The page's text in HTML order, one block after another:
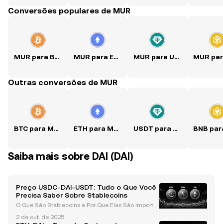
Conversões populares de MUR
MUR para BTC MUR para ETH MUR para USDT
Outras conversões de MUR
BTC para MUR ETH para MUR USDT para MUR
Saiba mais sobre DAI (DAI)
Preço USDC-DAI-USDT: Tudo o Que Você
Precisa Saber Sobre Stablecoins
O Que São Stablecoins e Por Que Elas São Importa
ma categoria especializada de criptomoedas proje
2 de out. de 2025